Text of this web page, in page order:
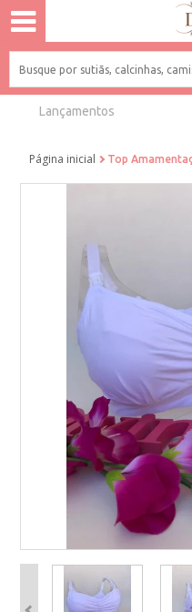
Lançamentos
Página inicial Top